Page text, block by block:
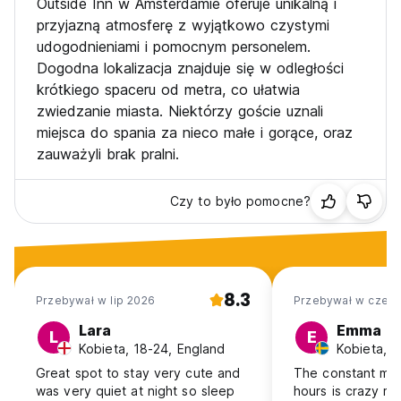
Outside Inn w Amsterdamie oferuje unikalną i
przyjazną atmosferę z wyjątkowo czystymi
udogodnieniami i pomocnym personelem.
Dogodna lokalizacja znajduje się w odległości
krótkiego spaceru od metra, co ułatwia
zwiedzanie miasta. Niektórzy goście uznali
miejsca do spania za nieco małe i gorące, oraz
zauważyli brak pralni.
Czy to było pomocne?
Przebywał w lip 2026 8.3
L Lara
Kobieta, 18-24, England
Great spot to stay very cute and
was very quiet at night so sleep
Przebywał w cze
E Emma
Kobieta,
The constant
hours is crazy